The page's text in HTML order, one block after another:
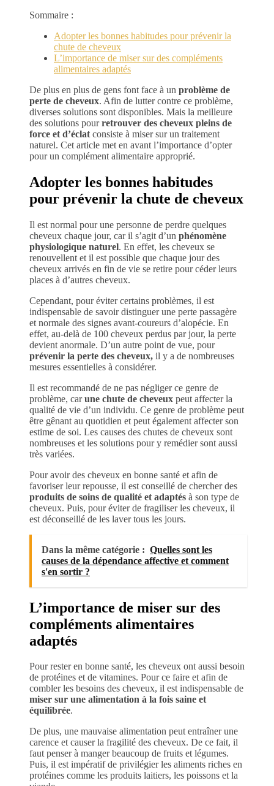
Sommaire :
Adopter les bonnes habitudes pour prévenir la
chute de cheveux
L’importance de miser sur des compléments
alimentaires adaptés
De plus en plus de gens font face à un problème de
perte de cheveux. Afin de lutter contre ce problème,
diverses solutions sont disponibles. Mais la meilleure
des solutions pourretrouver des cheveux pleins de
force et d’éclat consiste à miser sur un traitement
naturel. Cet article met en avant l’importance d’opter
pour un complément alimentaire approprié.
Adopter les bonnes habitudes
pour prévenir la chute de cheveux
Il est normal pour une personne de perdre quelques
cheveux chaque jour, car il s’agit d’un phénomène
physiologique naturel. En effet, les cheveux se
renouvellent et il est possible que chaque jour des
cheveux arrivés en fin de vie se retire pour céder leurs
places à d’autres cheveux.
Cependant, pour éviter certains problèmes, il est
indispensable de savoir distinguer une perte passagère
et normale des signes avant-coureurs d’alopécie. En
effet, au-delà de 100 cheveux perdus par jour, la perte
devient anormale. D’un autre point de vue, pour
prévenir la perte des cheveux, il y a de nombreuses
mesures essentielles à considérer.
Il est recommandé de ne pas négliger ce genre de
problème, carune chute de cheveux peut affecter la
qualité de vie d’un individu. Ce genre de problème peut
être gênant au quotidien et peut également affecter son
estime de soi. Les causes des chutes de cheveux sont
nombreuses et les solutions pour y remédier sont aussi
très variées.
Pour avoir des cheveux en bonne santé et afin de
favoriser leur repousse, il est conseillé de chercher des
produits de soins de qualité et adaptés à son type de
cheveux. Puis, pour éviter de fragiliser les cheveux, il
est déconseillé de les laver tous les jours.
Dans la même catégorie : Quelles sont les
causes de la dépendance affective et comment
s'en sortir ?
L’importance de miser sur des
compléments alimentaires
adaptés
Pour rester en bonne santé, les cheveux ont aussi besoin
de protéines et de vitamines. Pour ce faire et afin de
combler les besoins des cheveux, il est indispensable de
miser sur une alimentation à la fois saine et
équilibrée.
De plus, une mauvaise alimentation peut entraîner une
carence et causer la fragilité des cheveux. De ce fait, il
faut penser à manger beaucoup de fruits et légumes.
Puis, il est impératif de privilégier les aliments riches en
protéines comme les produits laitiers, les poissons et la